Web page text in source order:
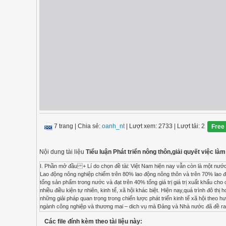
7 trang Chia sẻ: oanh_nt| Lượt xem: 2733 | Lượt tải: 2 Free
Nội dung tài liệu Tiểu luận Phát triển nông thôn,giải quyết việc
I. Phần mở đầu + Lí do chọn đề tài: Việt Nam hiện nay vẫn còn là một nước sản xuất chủ yếu về nông nghiệp với trên 75% dân số cả nước sống tập trung ở các vùng nông thôn. Lao động nông nghiệp chiếm trên 80% lao động nông thôn và trên 70% lao động trong toàn xã hội. Trong nhiều năm qua, sản xuất nông nghiệp ở nông thôn chiếm từ 25 - 40% tổng sản phẩm trong nước và đạt trên 40% tổng giá trị giá trị xuất khẩu cho cả nước. Ở nông thôn có trên 50 dân tộc khác nhau sinh sống, phân bố trên nhiều địa bàn rộng lớn, có nhiều điều kiện tự nhiên, kinh tế, xã hội khác biệt. Hiện nay,quá trình đô thị hoá đã và đang diễn ra mạnh mẽ trên phạm vi cả nước. Ở tầm vĩ mô, một mặt đô thị hoá là một trong những giải pháp quan trọng trong chiến lược phát triển kinh tế xã hội theo hưóng chuyển dịch cơ cấu kinh tế đáp ứng mục tiêu công nghiệp hoá, hiện đại hoá: phát triển mạnh các ngành công nghiệp và thương mai – dich vụ mà Đảng và Nhà nước đã đề ra trong giai đoạn từ nay đến năm 2020. Mặt khác đô thị hoá cũng là một trong những chỉ tiêu quan trọng phản ánh sự phát triển của một đất nước. Tuy nhiên bên cạnh những tác động tích cực, vẫn còn có không ít những bất cập, tồn tại đặt ra cần phải giải quyết, đặc biệt là vấn đề lao động - việc làm đối với một bộ phận lớn dân cư nông thôn bị rơi vào tình trạng thất nghiệp và thiếu việc làm khi bị thu hồi đất đai phục vụ mục tiêu đô thị hoá. Vì vậy phát triển nông thôn,giải quyết việc làm cho người lao động nông thôn luôn là một yêu cầu cấp thiết của nước ta. + Mục đích nghiên cứu: Trên cơ sở đánh giá tác động của quá trình đô thị hoá đến thực trạng chuyển đổi việc làm và đời sống của lao động nông thôn, phân tích các nhân tố tác động tới chuyển đổi việc làm, từ đó đưa ra các giải pháp và khuyến nghị phù hợp nhằm tạo việc làm, giúp cho việc chuyển đổi việc làm đạt hiệu quả cao cho lao động nông thôn. + Đối tượng và phạm vi nghiên cứu: - Đối tượng nghiên cứu: các vấn đề ảnh hưởng đến chuyển đổi việc làm và đời sống của người lao động nông thôn trong quá trình đô thị hoá. - Phạm vi nghiên cứu: . Về không gian nghiên cứu: Người lao động nông thôn trên địa bàn. . Về thời gian quan sát thu thập thông tin: Từ năm 2009 đến năm 2012. + Nhiệm vụ nghiên cứu: Nghiên cứu cơ sở lí luận và thực tiễn chuyển đổi việc làm của người lao động. - Phân tích thực trạng chuyển đổi việc làm và đời sống người lao động nông thôn - Phát hiện những tác động của quá trình đô thị hoá đến việc chuyển đổi việc làm của người lao động trong thời gian qua. - Đưa ra các khuyến nghị và giải pháp phù hợp nhằm hỗ trợ cho việc chuyển đổi việc làm đạt hiệu quả cao cho lao động nông thôn huyện …. + Phương pháp nghiên cứu khoa học:nghiên cứu điều tra,phỏng vấn. Đi tiếp xúc thực tế hoặc thu thập các thông tin từ các ban ngành có liên quan. Trong quá trình nghiên cứu nhóm em có thể sẽ sử dụng các phương pháp như thống kê phân tích, phương pháp so sánh, phương pháp chuyên gia. + Kế hoạch, thời gian nghiên cứu: - Thực tế thời gian công việc - Trước đi thực tế Lập và hoàn thành đề cương - Trong thời gian đi thực tế: .Thu thập thông tin, tư liệu .Viết bản thảo và liên hệ giảng viên hướng dẫn - Cuối thời gian đi thực tế: Viết bản thu hoạch - Theo kế hoạch, quy định: Nộp bản thu hoạch cho GV hướng dẫn + Kết cấu của đề tài: - Chương 1: Phát triển nông thôn: thành tựu và thách thức - Chương 2: Phân tích thực trạng đời sống nông thôn trong giai đoạn hiện nay. Nguyên nhân của thực trạng đó. - Chương 3: Một số khuyến nghị và giải pháp đối với thực trạng đó và thực hiện vấn đề chuyển đổi việc làm của lao động nông thôn B. Phần thứ hai: Nội dung chính (được thể hiện qua slide) Kết quả nghiên cứu: phân tích số liệu để rút ra cơ sở lí luận Nội dung chính: + Chương 1: Phát triển nông thôn:thành tựu và thách thức. Thành tựu: Thời gian qua, sự nghiệp phát triển nông thôn đạt được nhiều thắng lợi quan trọng, làm nền tảng vững chắc cho quá trình đổi mới và phát triển của đất nước: - Giải quyết căn bản an ninh lương thực, giảm tỷ lệ suy dinh dưỡng - Giảm tỷ lệ hộ nghèo, tăng thu nhập nông dân - Cải thiện rõ rệt điều kiện sinh họat nông thôn, cải thiện kết cấu hạ tầng - Phát huy dân chủ cơ sở. Những
Các file đính kèm theo tài liệu này: